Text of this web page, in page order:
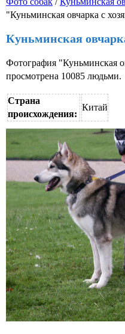
"Куньминская овчарка с
Куньминская
Фотография "Куньминская
просмотрена 10085 людьми.
Страна
происхождения:
Китай